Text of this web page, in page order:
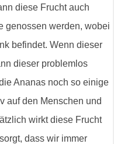
diese Frucht auch
genossen werden, wobei
befindet. Wenn dieser
dieser problemlos
Ananas noch so einige
auf den Menschen und
wirkt diese Frucht
dass wir immer